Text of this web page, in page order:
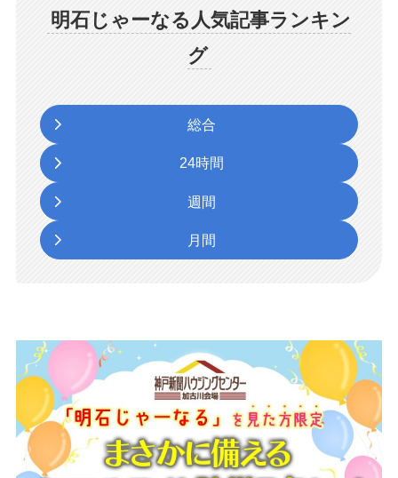
明石じゃーなる人気記事ランキン
グ
総合
24時間
週間
月間